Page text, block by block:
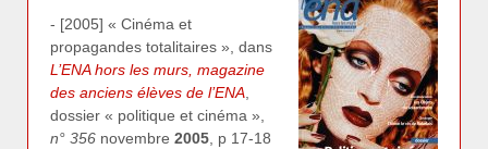
- [2005] « Cinéma et
propagandes totalitaires », dans
L’ENA hors les murs, magazine
des anciens élèves de l’ENA,
dossier « politique et cinéma »,
n° 356 novembre 2005, p 17-18